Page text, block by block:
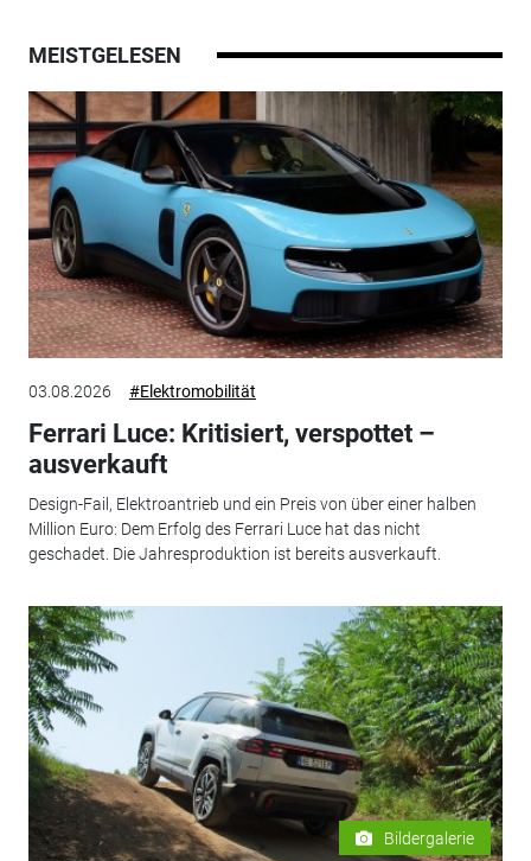
MEISTGELESEN
03.08.2026 #Elektromobilität
Ferrari Luce: Kritisiert, verspottet –
ausverkauft
Design-Fail, Elektroantrieb und ein Preis von über einer halben
Million Euro: Dem Erfolg des Ferrari Luce hat das nicht
geschadet. Die Jahresproduktion ist bereits ausverkauft.
Bildergalerie